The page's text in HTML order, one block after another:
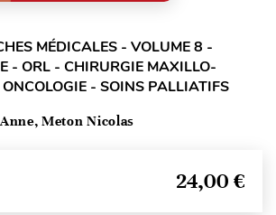
MÉDICALES - VOLUME 8 -
- ORL - CHIRURGIE MAXILLO-
- SOINS PALLIATIFS
Meton Nicolas
24,00 €